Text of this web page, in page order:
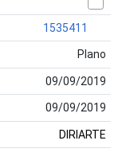
1535411
Plano
09/09/2019
09/09/2019
DIRIARTE